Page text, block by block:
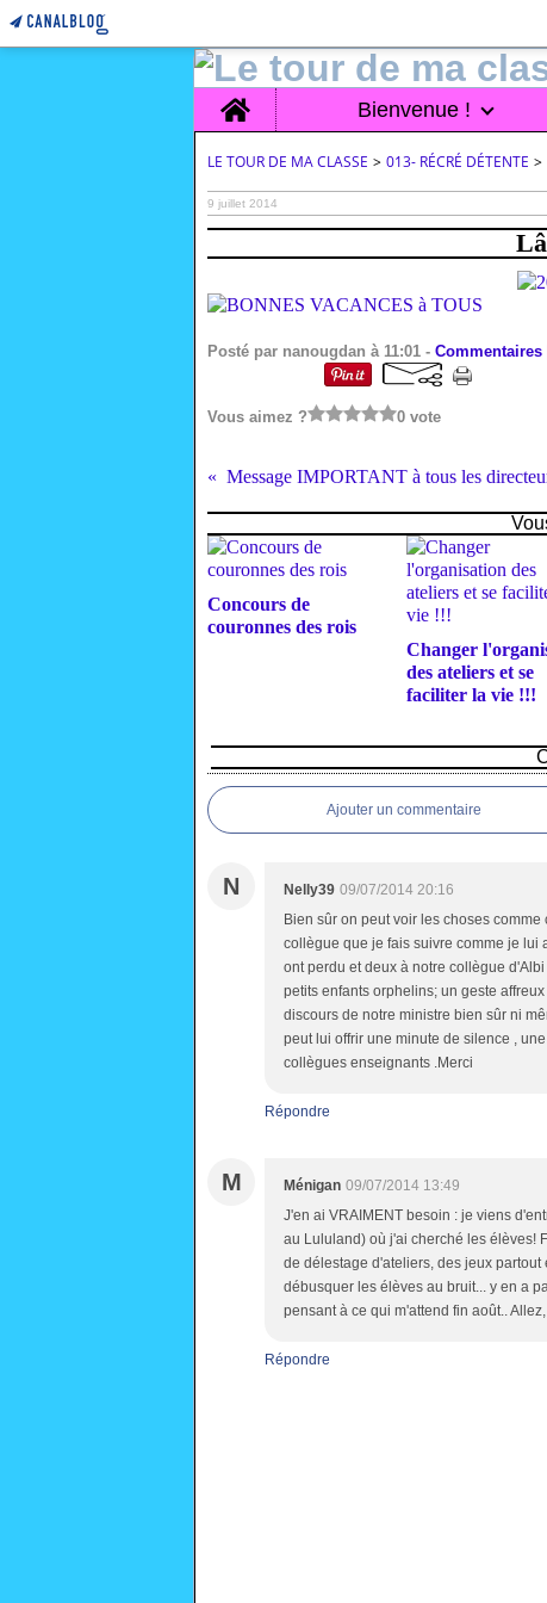
Home Bienvenue !
LE TOUR DE MA CLASSE > 013- RÉCRÉ DÉTENTE >
9 juillet 2014
Posté par nanougdan à 11:01 - Commentaires
Vous aimez ? 0 vote
Message IMPORTANT à tous les
Concours de
couronnes des rois
Changer
des ateliers et se
faciliter la vie !!!
Ajouter un commentaire
N Nelly39 09/07/2014 20:16
Bien sûr on peut voir les choses
collègue que je fais suivre comme je lui
ont perdu et deux à notre collègue
petits enfants orphelins; un geste
discours de notre ministre bien sûr ni
peut lui offrir une minute de silence ,
collègues enseignants .Merci
Répondre
M Ménigan 09/07/2014 13:49
J'en ai VRAIMENT besoin : je viens
au Lululand) où j'ai cherché les élèves!
de délestage d'ateliers, des jeux
débusquer les élèves au bruit... y en a
pensant à ce qui m'attend fin août..
Répondre